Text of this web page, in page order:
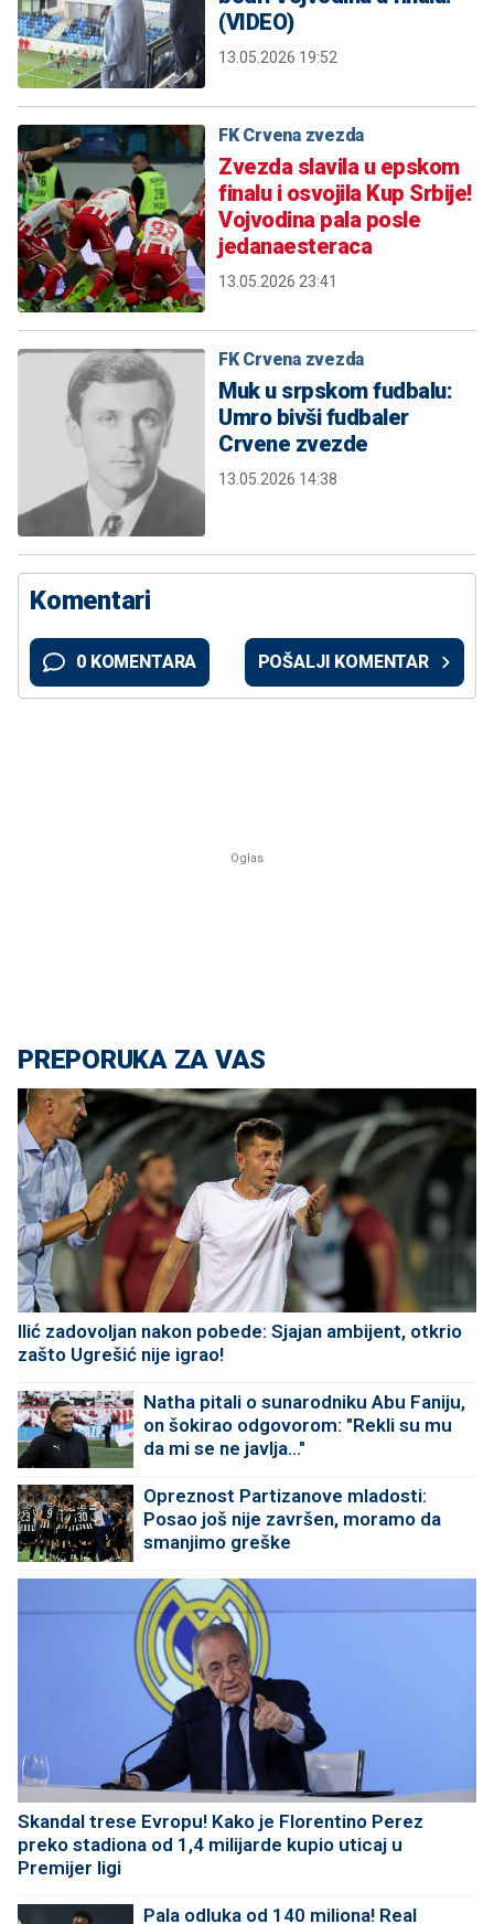
(VIDEO)
13.05.2026 19:52
FK Crvena zvezda
Zvezda slavila u epskom
finalu i osvojila Kup Srbije!
Vojvodina pala posle
jedanaesteraca
13.05.2026 23:41
FK Crvena zvezda
Muk u srpskom fudbalu:
Umro bivši fudbaler
Crvene zvezde
13.05.2026 14:38
Komentari
0 KOMENTARA POŠALJI KOMENTAR
PREPORUKA ZA VAS
Ilić zadovoljan nakon pobede: Sjajan ambijent, otkrio
zašto Ugrešić nije igrao!
Natha pitali o sunarodniku Abu Faniju,
on šokirao odgovorom: "Rekli su mu
da mi se ne javlja..."
Opreznost Partizanove mladosti:
Posao još nije završen, moramo da
smanjimo greške
Skandal trese Evropu! Kako je Florentino Perez
preko stadiona od 1,4 milijarde kupio uticaj u
Premijer ligi
Pala odluka od 140 miliona! Real